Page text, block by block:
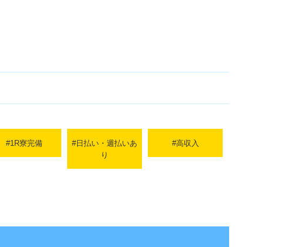
#1R寮完備
#日払い・週払いあ
り
#高収入